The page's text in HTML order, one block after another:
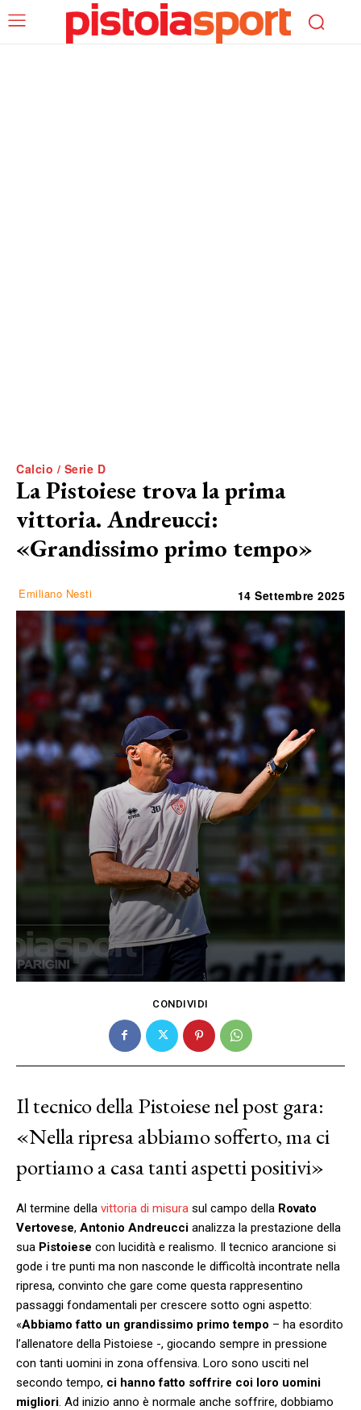
Calcio / Serie D
La Pistoiese trova la prima
vittoria. Andreucci:
«Grandissimo primo tempo»
Emiliano Nesti 14 Settembre 2025
CONDIVIDI
Il tecnico della Pistoiese nel post gara:
«Nella ripresa abbiamo sofferto, ma ci
portiamo a casa tanti aspetti positivi»
Al termine della vittoria di misura sul campo della Rovato
Vertovese, Antonio Andreucci analizza la prestazione della
sua Pistoiese con lucidità e realismo. Il tecnico arancione si
gode i tre punti ma non nasconde le difficoltà incontrate nella
ripresa, convinto che gare come questa rappresentino
passaggi fondamentali per crescere sotto ogni aspetto:
«Abbiamo fatto un grandissimo primo tempo – ha esordito
l’allenatore della Pistoiese -, giocando sempre in pressione
con tanti uomini in zona offensiva. Loro sono usciti nel
secondo tempo, ci hanno fatto soffrire coi loro uomini
migliori. Ad inizio anno è normale anche soffrire, dobbiamo